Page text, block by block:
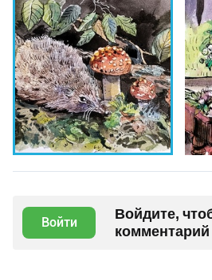
Войти
Войдите,
комментарий